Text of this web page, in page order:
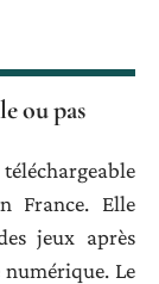
ou pas
France. Elle
jeux après
numérique. Le